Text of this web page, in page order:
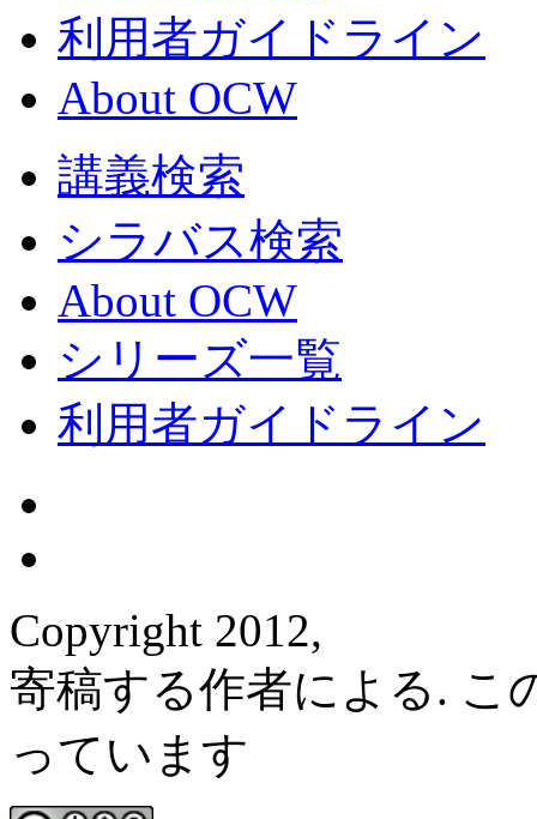
利用者ガイドライン
About OCW
講義検索
シラバス検索
About OCW
シリーズ一覧
利用者ガイドライン
Copyright 2012,
寄稿する作者による. こ
っています